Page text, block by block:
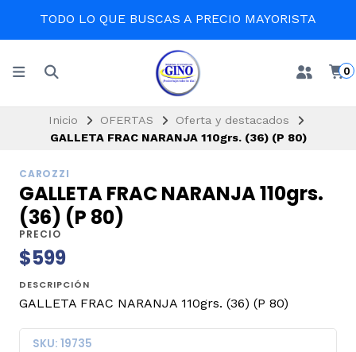
TODO LO QUE BUSCAS A PRECIO MAYORISTA
0
Inicio OFERTAS
Oferta y destacados
GALLETA FRAC NARANJA 110grs. (36) (P 80)
CAROZZI
GALLETA FRAC NARANJA 110grs.
(36) (P 80)
PRECIO
$599
DESCRIPCIÓN
GALLETA FRAC NARANJA 110grs. (36) (P 80)
SKU: 19735